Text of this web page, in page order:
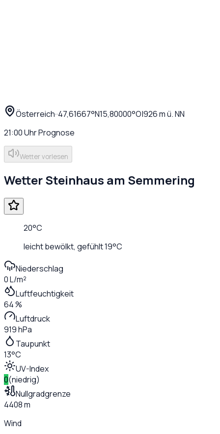
Österreich··47,61667°N15,80000°O|926m ü. NN
21:00UhrPrognose
Wetter vorlesen
WetterSteinhaus am Semmering
20°C
leicht bewölkt, gefühlt19°C
Niederschlag
0 L/m²
Luftfeuchtigkeit
64 %
Luftdruck
919 hPa
Taupunkt
13°C
UV-Index
0(niedrig)
Nullgradgrenze
4408 m
Wind